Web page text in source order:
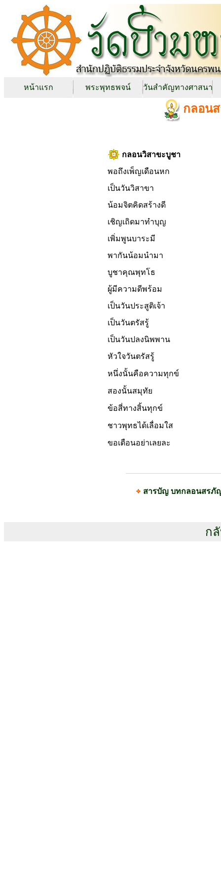
หน้าแรก พระพุทธพจน์ วันสำคัญทางศาสนา
กลอน
กลอนวิสาขะบูชา
พอถึงเพ็ญเดือนหก
เป็นวันวิสาขา
น้อมจิตคิดสร้างดี
เชิญเถิดมาทำบุญ
เพิ่มพูนบาระมี
พากันน้อมนำมา
บูชาคุณพุทโธ
ผู้มีความดีพร้อม
เป็นวันประสูติเจ้า
เป็นวันตรัสรู้
เป็นวันปลงนิพพาน
หัวใจวันตรัสรู้
หนึ่งนั้นคือความทุกข์
สองนั้นสมุทัย
ข้อสี่ทางสิ้นทุกข์
ชาวพุทธได้เลื่อมใส
ขอเตือนอย่าเลยละ
สารบัญ บทกลอนสร
ก